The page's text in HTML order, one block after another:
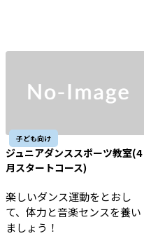
子ども向け
ジュニアダンススポーツ教室(4
月スタートコース)
楽しいダンス運動をとおし
て、体力と音楽センスを養い
ましょう！